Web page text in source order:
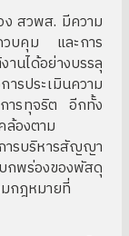
สวพส. มีความ
วบคุม และการ
ได้อย่างบรรลุ
รประเมินความ
ารทุจริต อีกทั้ง
องตาม
ารบริหารสัญญา
พร่องของพัสดุ
กฎหมายที่